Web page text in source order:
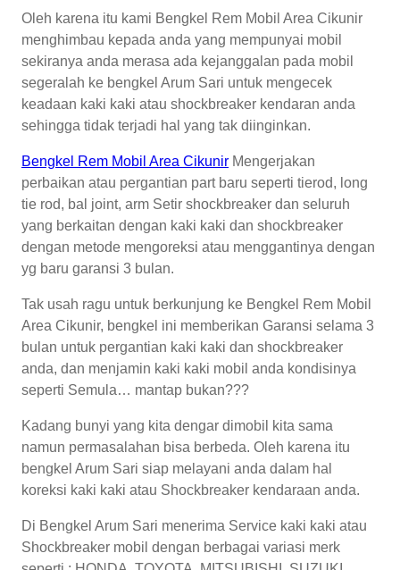
Oleh karena itu kami Bengkel Rem Mobil Area Cikunir
menghimbau kepada anda yang mempunyai mobil
sekiranya anda merasa ada kejanggalan pada mobil
segeralah ke bengkel Arum Sari untuk mengecek
keadaan kaki kaki atau shockbreaker kendaran anda
sehingga tidak terjadi hal yang tak diinginkan.
Bengkel Rem Mobil Area Cikunir Mengerjakan
perbaikan atau pergantian part baru seperti tierod, long
tie rod, bal joint, arm Setir shockbreaker dan seluruh
yang berkaitan dengan kaki kaki dan shockbreaker
dengan metode mengoreksi atau menggantinya dengan
yg baru garansi 3 bulan.
Tak usah ragu untuk berkunjung ke Bengkel Rem Mobil
Area Cikunir, bengkel ini memberikan Garansi selama 3
bulan untuk pergantian kaki kaki dan shockbreaker
anda, dan menjamin kaki kaki mobil anda kondisinya
seperti Semula… mantap bukan???
Kadang bunyi yang kita dengar dimobil kita sama
namun permasalahan bisa berbeda. Oleh karena itu
bengkel Arum Sari siap melayani anda dalam hal
koreksi kaki kaki atau Shockbreaker kendaraan anda.
Di Bengkel Arum Sari menerima Service kaki kaki atau
Shockbreaker mobil dengan berbagai variasi merk